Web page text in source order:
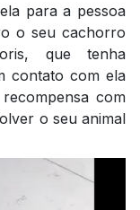
para a pessoa
o seu cachorro
que tenha
contato com ela
com
o seu animal